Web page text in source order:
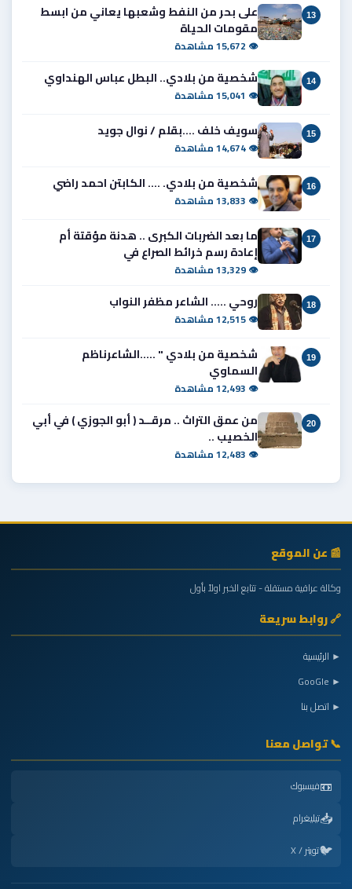
13
على بحر من النفط وشعبها يعاني من ابسط
مقومات الحياة
👁 15,672 مشاهدة
14 شخصية من بلادي.. البطل عباس الهنداوي
👁 15,041 مشاهدة
15 سويف خلف ....بقلم / نوال جويد
👁 14,674 مشاهدة
16 شخصية من بلادي. .... الكابتن احمد راضي
👁 13,833 مشاهدة
17
ما بعد الضربات الكبرى .. هدنة مؤقتة أم
إعادة رسم خرائط الصراع في
👁 13,329 مشاهدة
18 روحي ..... الشاعر مظفر النواب
👁 12,515 مشاهدة
19
شخصية من بلادي " .....الشاعرناظم
السماوي
👁 12,493 مشاهدة
20
من عمق التراث .. مرقــد ( أبو الجوزي ) في أبي
الخصيب ..
👁 12,483 مشاهدة
📰 عن الموقع
وكالة عراقية مستقلة - تتابع الخبر اولاً بأول
🔗 روابط سريعة
► الرئيسية
► GooGle
► اتصل بنا
📞 تواصل معنا
📼فيسبوك
📥تيليغرام
🐦تويتر / X